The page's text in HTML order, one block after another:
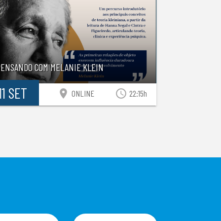
COM MELANIE KLEIN
SET location_on ONLINE access_time 22:15h